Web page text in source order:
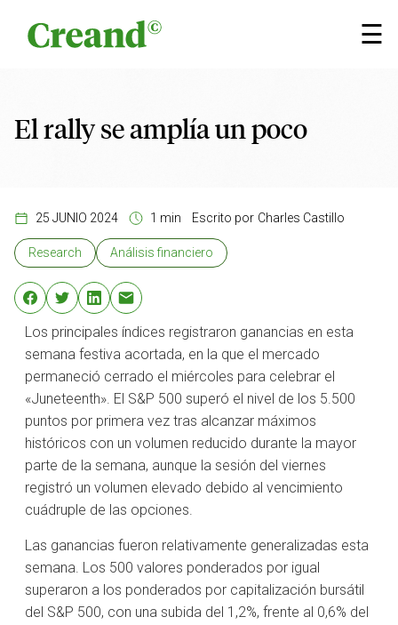
☰
×
El rally se amplía un poco
25 JUNIO 2024 1 min Escrito por Charles Castillo
Research Análisis financiero
Los principales índices registraron ganancias en esta
semana festiva acortada, en la que el mercado
permaneció cerrado el miércoles para celebrar el
«Juneteenth». El S&P 500 superó el nivel de los 5.500
puntos por primera vez tras alcanzar máximos
históricos con un volumen reducido durante la mayor
parte de la semana, aunque la sesión del viernes
registró un volumen elevado debido al vencimiento
cuádruple de las opciones.
Las ganancias fueron relativamente generalizadas esta
semana. Los 500 valores ponderados por igual
superaron a los ponderados por capitalización bursátil
del S&P 500, con una subida del 1,2%, frente al 0,6% del